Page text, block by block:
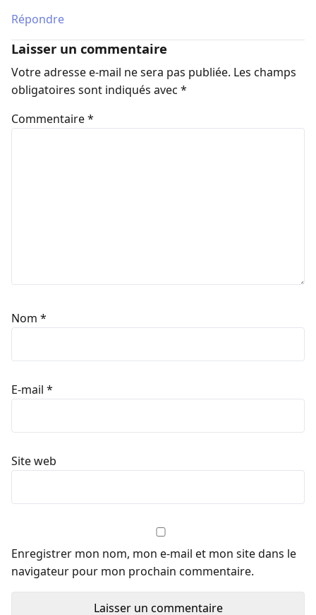
Répondre
Laisser un commentaire
Votre adresse e-mail ne sera pas publiée. Les champs
obligatoires sont indiqués avec *
Commentaire*
Nom *
E-mail *
Site web
Enregistrer mon nom, mon e-mail et mon site dans le
navigateur pour mon prochain commentaire.